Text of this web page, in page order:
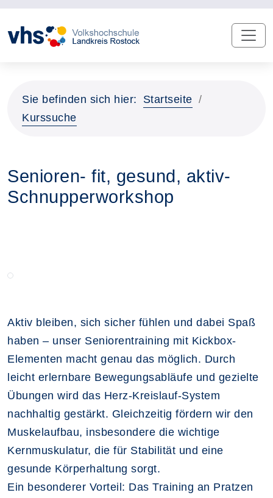
Sie befinden sich hier:
Startseite
Kurssuche
Senioren- fit, gesund, aktiv-
Schnupperworkshop
Aktiv bleiben, sich sicher fühlen und dabei Spaß
haben – unser Seniorentraining mit Kickbox-
Elementen macht genau das möglich. Durch
leicht erlernbare Bewegungsabläufe und gezielte
Übungen wird das Herz-Kreislauf-System
nachhaltig gestärkt. Gleichzeitig fördern wir den
Muskelaufbau, insbesondere die wichtige
Kernmuskulatur, die für Stabilität und eine
gesunde Körperhaltung sorgt.
Ein besonderer Vorteil: Das Training an Pratzen